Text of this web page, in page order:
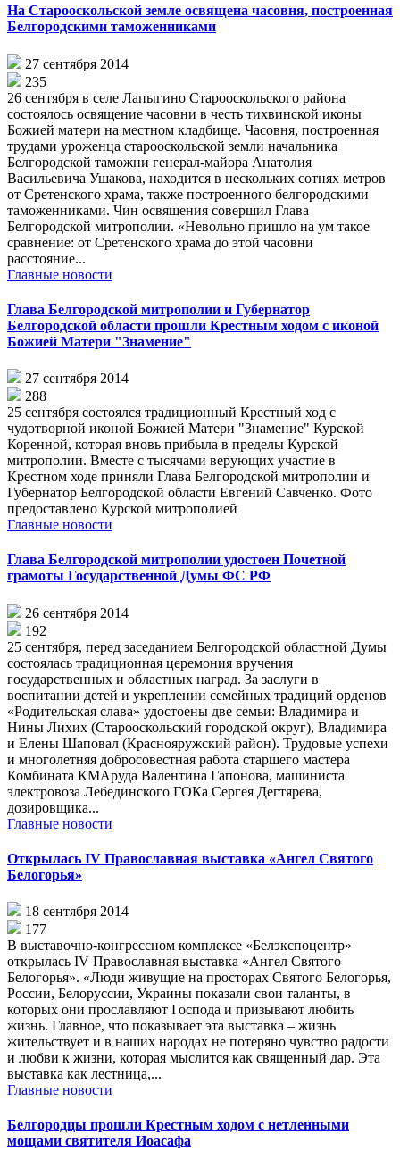
На Старооскольской земле освящена часовня, построенная
Белгородскими таможенниками
27 сентября 2014
235
26 сентября в селе Лапыгино Старооскольского района
состоялось освящение часовни в честь тихвинской иконы
Божией матери на местном кладбище. Часовня, построенная
трудами уроженца старооскольской земли начальника
Белгородской таможни генерал-майора Анатолия
Васильевича Ушакова, находится в нескольких сотнях метров
от Сретенского храма, также построенного белгородскими
таможенниками. Чин освящения совершил Глава
Белгородской митрополии. «Невольно пришло на ум такое
сравнение: от Сретенского храма до этой часовни
расстояние...
Главные новости
Глава Белгородской митрополии и Губернатор
Белгородской области прошли Крестным ходом с иконой
Божией Матери "Знамение"
27 сентября 2014
288
25 сентября состоялся традиционный Крестный ход с
чудотворной иконой Божией Матери "Знамение" Курской
Коренной, которая вновь прибыла в пределы Курской
митрополии. Вместе с тысячами верующих участие в
Крестном ходе приняли Глава Белгородской митрополии и
Губернатор Белгородской области Евгений Савченко. Фото
предоставлено Курской митрополией
Главные новости
Глава Белгородской митрополии удостоен Почетной
грамоты Государственной Думы ФС РФ
26 сентября 2014
192
25 сентября, перед заседанием Белгородской областной Думы
состоялась традиционная церемония вручения
государственных и областных наград. За заслуги в
воспитании детей и укреплении семейных традиций орденов
«Родительская слава» удостоены две семьи: Владимира и
Нины Лихих (Старооскольский городской округ), Владимира
и Елены Шаповал (Краснояружский район). Трудовые успехи
и многолетняя добросовестная работа старшего мастера
Комбината КМАруда Валентина Гапонова, машиниста
электровоза Лебединского ГОКа Сергея Дегтярева,
дозировщика...
Главные новости
Открылась IV Православная выставка «Ангел Святого
Белогорья»
18 сентября 2014
177
В выставочно-конгрессном комплексе «Белэкспоцентр»
открылась IV Православная выставка «Ангел Святого
Белогорья». «Люди живущие на просторах Святого Белогорья,
России, Белоруссии, Украины показали свои таланты, в
которых они прославляют Господа и призывают любить
жизнь. Главное, что показывает эта выставка – жизнь
жительствует и в наших народах не потеряно чувство радости
и любви к жизни, которая мыслится как священный дар. Эта
выставка как лестница,...
Главные новости
Белгородцы прошли Крестным ходом с нетленными
мощами святителя Иоасафа